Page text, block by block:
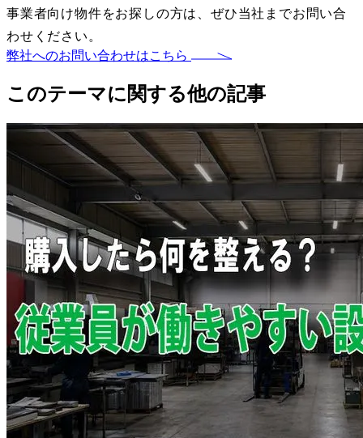
事業者向け物件をお探しの方は、ぜひ当社までお問い合
わせください。
弊社へのお問い合わせはこちら
このテーマに関する他の記事